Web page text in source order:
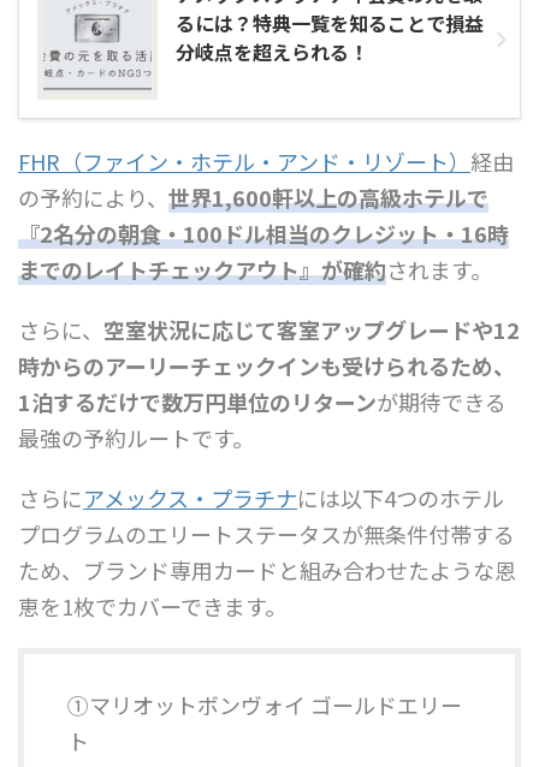
るには？特典一覧を知ることで損益
分岐点を超えられる！
FHR（ファイン・ホテル・アンド・リゾート） 経由
の予約により、 世界1,600軒以上の高級ホテルで
『2名分の朝食・100ドル相当のクレジット・16時
までのレイトチェックアウト』が確約されます。
さらに、 空室状況に応じて客室アップグレードや12
時からのアーリーチェックインも受けられるため、
1泊するだけで数万円単位のリターンが期待できる
最強の予約ルートです。
さらにアメックス・プラチナには以下4つのホテル
プログラムのエリートステータスが無条件付帯する
ため、ブランド専用カードと組み合わせたような恩
恵を1枚でカバーできます。
①マリオットボンヴォイ ゴールドエリー
ト